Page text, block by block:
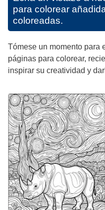
para colorear
coloreadas.
Tómese un momento para
páginas para colorear,
inspirar su creatividad y